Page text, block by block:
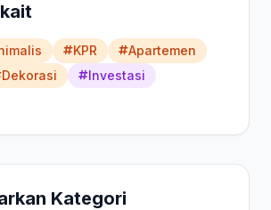
KPR
Apartemen
Dekorasi
Investasi
Kategori